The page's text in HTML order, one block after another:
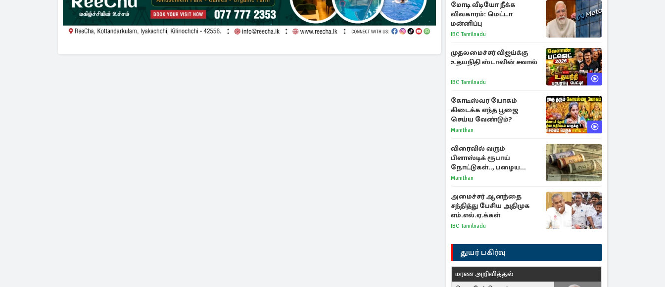
மோடி வீடியோ நீக்க
விவகாரம்: மெட்டா
மன்னிப்பு
IBC Tamilnadu
முதலமைச்சர் விஜய்க்கு
உதயநிதி ஸ்டாலின் சவால்
IBC Tamilnadu
கோடீஸ்வர யோகம்
கிடைக்க எந்த பூஜை
செய்ய வேண்டும்?
Manithan
விரைவில் வரும்
பிளாஸ்டிக் ரூபாய்
நோட்டுகள்.., பழைய
காகித நோட்டுகள்
Manithan
அமைச்சர் ஆனந்தை
சந்தித்து பேசிய அதிமுக
எம்.எல்.ஏ.க்கள்
IBC Tamilnadu
துயர் பகிர்வு
மரண அறிவித்தல்